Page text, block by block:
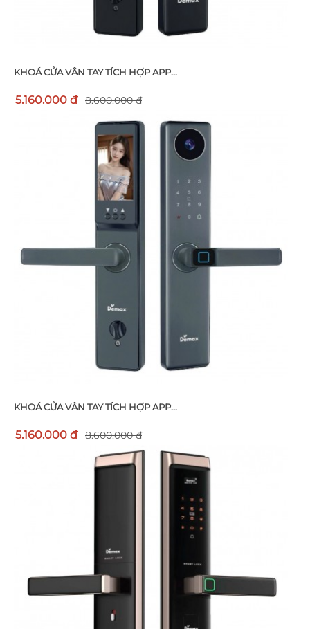
KHOÁ CỬA VÂN TAY TÍCH HỢP APP...
5.160.000 đ 8.600.000 đ
KHOÁ CỬA VÂN TAY TÍCH HỢP APP...
5.160.000 đ 8.600.000 đ